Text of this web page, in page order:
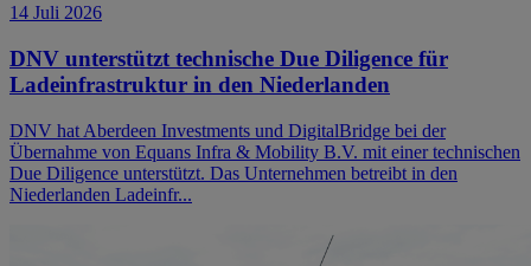
14 Juli 2026
DNV unterstützt technische Due Diligence für
Ladeinfrastruktur in den Niederlanden
DNV hat Aberdeen Investments und DigitalBridge bei der
Übernahme von Equans Infra & Mobility B.V. mit einer technischen
Due Diligence unterstützt. Das Unternehmen betreibt in den
Niederlanden Ladeinfr...